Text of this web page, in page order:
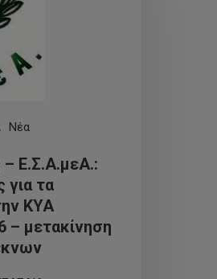
Νέα
– Ε.Σ.Α.μεΑ.:
για τα
ΚΥΑ
– μετακίνηση